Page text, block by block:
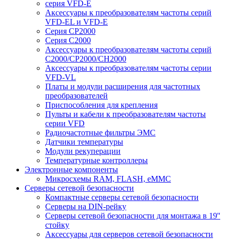
серия VFD-E
Аксессуары к преобразователям частоты серий
VFD-EL и VFD-E
Серия CP2000
Серия C2000
Аксессуары к преобразователям частоты серий
С2000/CP2000/CH2000
Аксессуары к преобразователям частоты серии
VFD-VL
Платы и модули расширения для частотных
преобразователей
Приспособления для крепления
Пульты и кабели к преобразователям частоты
серии VFD
Радиочастотные фильтры ЭМС
Датчики температуры
Модули рекуперации
Температурные контроллеры
Электронные компоненты
Микросхемы RAM, FLASH, eMMC
Серверы сетевой безопасности
Компактные серверы сетевой безопасности
Серверы на DIN-рейку
Серверы сетевой безопасности для монтажа в 19''
стойку
Аксессуары для серверов сетевой безопасности